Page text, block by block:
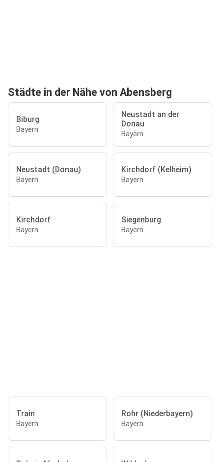
Städte in der Nähe von Abensberg
Biburg
Bayern
Neustadt an der
Donau
Bayern
Neustadt (Donau)
Bayern
Kirchdorf (Kelheim)
Bayern
Kirchdorf
Bayern
Siegenburg
Bayern
Train
Bayern
Rohr (Niederbayern)
Bayern